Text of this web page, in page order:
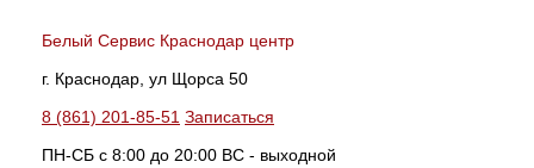
Белый Сервис Краснодар центр
г. Краснодар, ул Щорса 50
8 (861) 201-85-51 Записаться
ПН-СБ с 8:00 до 20:00 ВС - выходной